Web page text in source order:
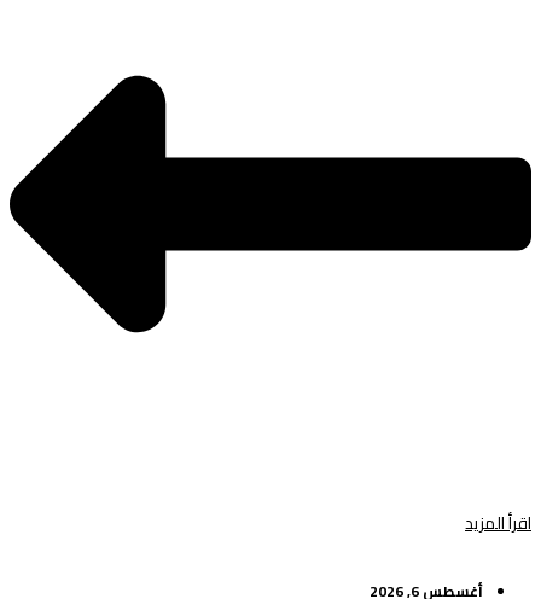
اقرأ المزيد
أغسطس 6, 2026